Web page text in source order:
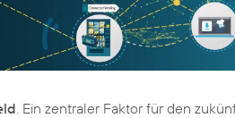
. Ein zentraler Faktor für den